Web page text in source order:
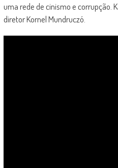
uma rede de cinismo e corrupção.
diretor Kornel Mundruczó.